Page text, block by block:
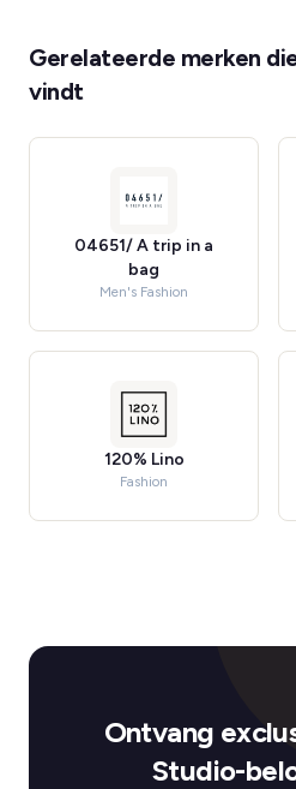
Gerelateerde merken
vindt
04651/ A trip in a
bag
Men's Fashion
120% Lino
Fashion
Ontvang
Studio-